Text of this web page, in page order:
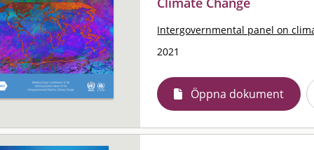
Intergovernmental panel on
2021
Öppna dokument